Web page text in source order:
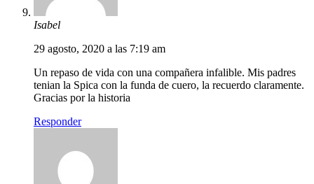
Isabel
29 agosto, 2020 a las 7:19 am
Un repaso de vida con una compañera infalible. Mis padres
tenian la Spica con la funda de cuero, la recuerdo claramente.
Gracias por la historia
Responder